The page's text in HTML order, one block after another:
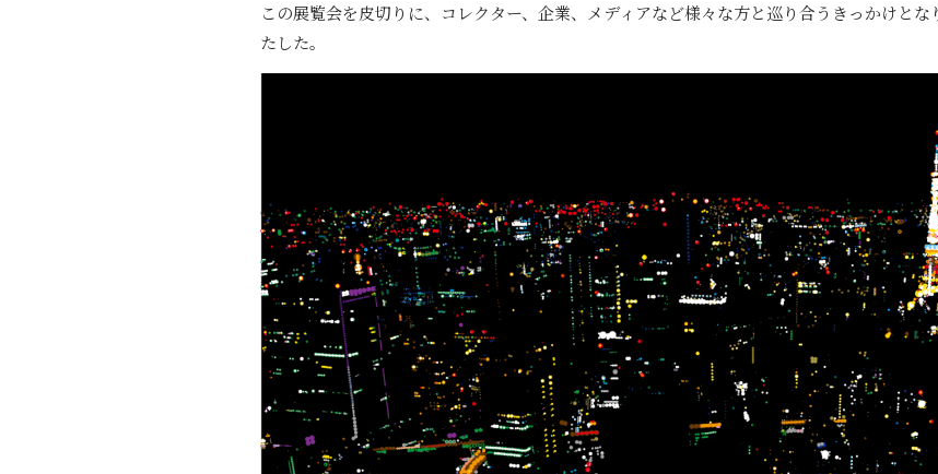
この展覧会を皮切りに、コレクター、企業、メディアなど様々な方と巡り合うきっかけと
たした。